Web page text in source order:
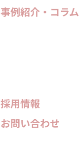
事例紹介・コラム
採用情報
お問い合わせ